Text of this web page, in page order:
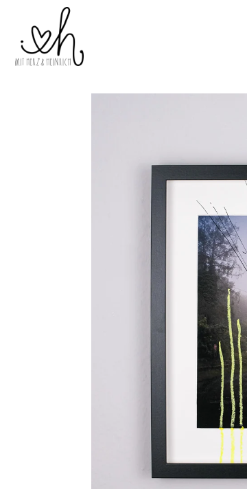
Translation missing: de.accessibility.skip_to_text